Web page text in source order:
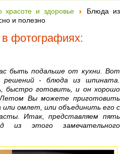
красоте и здоровье
Блюда из
и полезно
фотографиях:
быть подальше от кухни. Вот
решений - блюда из шпината.
быстро готовить, и он хорошо
Летом Вы можете приготовить
или омлет, или объединить его с
Итак, представляем пять
из этого замечательного